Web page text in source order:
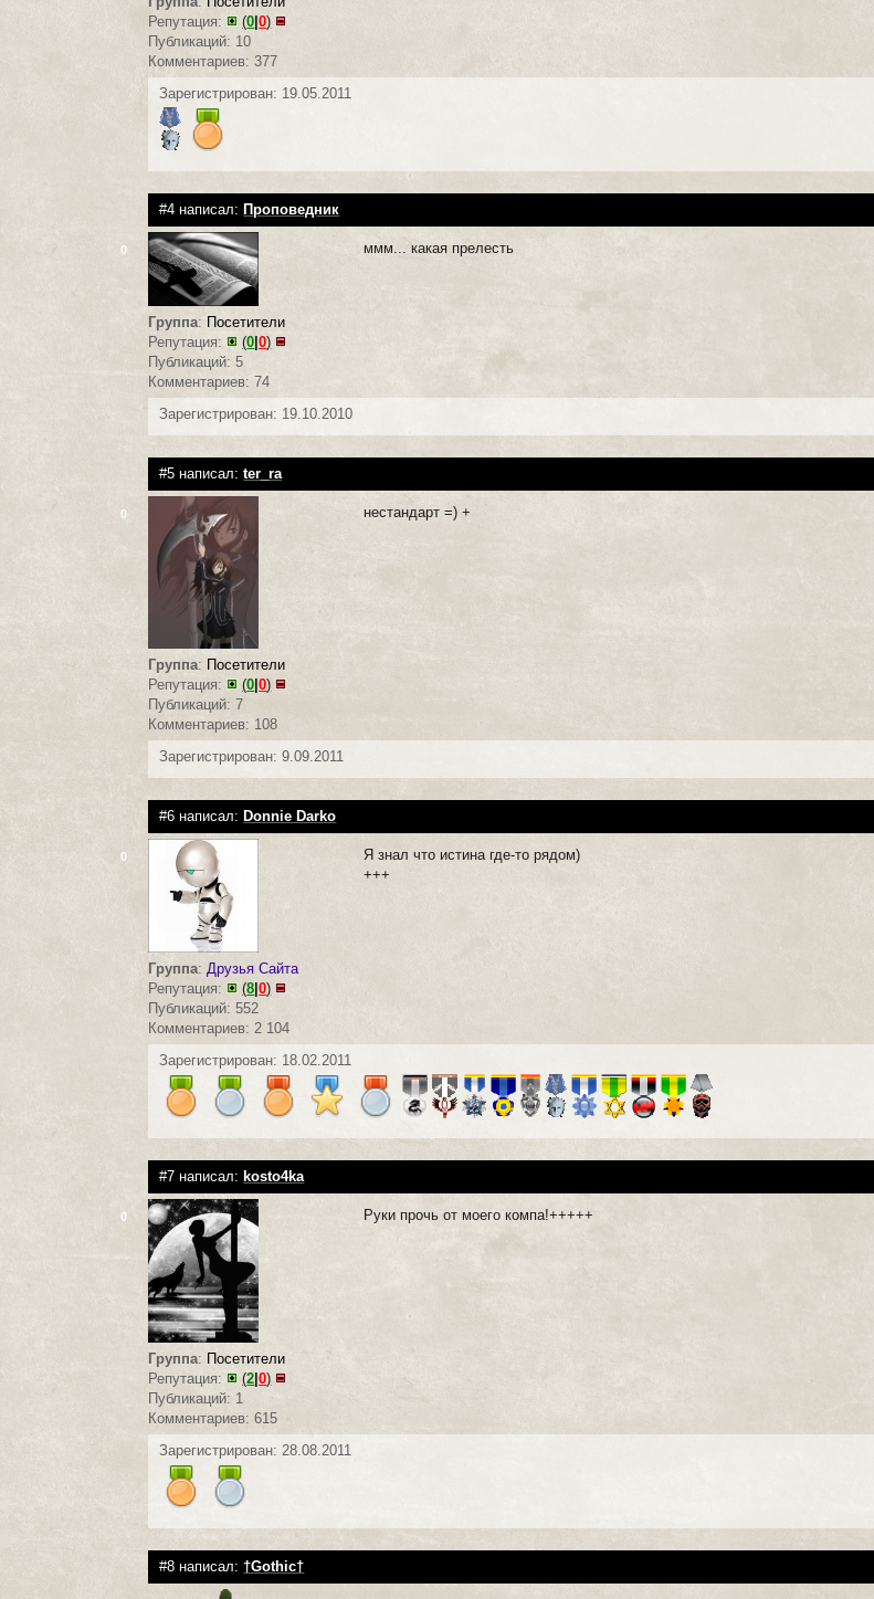
Репутация:
(0 |0)
Публикаций: 10
Комментариев: 377
Зарегистрирован: 19.05.2011
#4 написал: Проповедник
0
Группа: Посетители
Репутация:
(0|0)
Публикаций: 5
Комментариев: 74
ммм... какая прелесть
Зарегистрирован: 19.10.2010
#5 написал:ter_ra
0
Группа: Посетители
Репутация:
(0 |0)
Публикаций: 7
Комментариев: 108
нестандарт =) +
Зарегистрирован: 9.09.2011
#6 написал: Donnie Darko
0
Группа: Друзья Сайта
Репутация:
(8 |0)
Публикаций: 552
Комментариев: 2 104
Я знал что истина где-то рядом)
+++
Зарегистрирован: 18.02.2011
#7 написал: kosto4ka
0
Группа: Посетители
Репутация:
(2 |0)
Публикаций: 1
Комментариев: 615
Руки прочь от моего компа!+++++
Зарегистрирован: 28.08.2011
#8 написал:†Gothic†